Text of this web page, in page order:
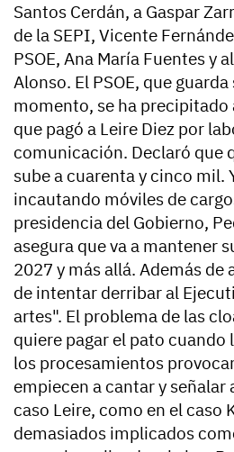
Santos Cerdán, a Gaspar
de la SEPI, Vicente
PSOE, Ana María Fuentes y
Alonso. El PSOE, que
momento, se ha
que pagó a Leire Diez por
comunicación. Declaró que
sube a cuarenta y cinco mil.
incautando móviles de
presidencia del Gobierno,
asegura que va a mantener
2027 y más allá. Además de
de intentar derribar al
artes". El problema de las
quiere pagar el pato cuando
los procesamientos
empiecen a cantar y señalar
caso Leire, como en el caso
demasiados implicados